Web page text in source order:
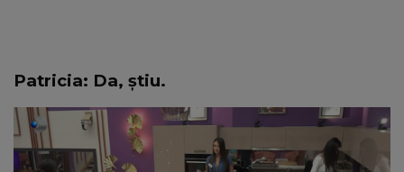
Patricia: Da, știu.